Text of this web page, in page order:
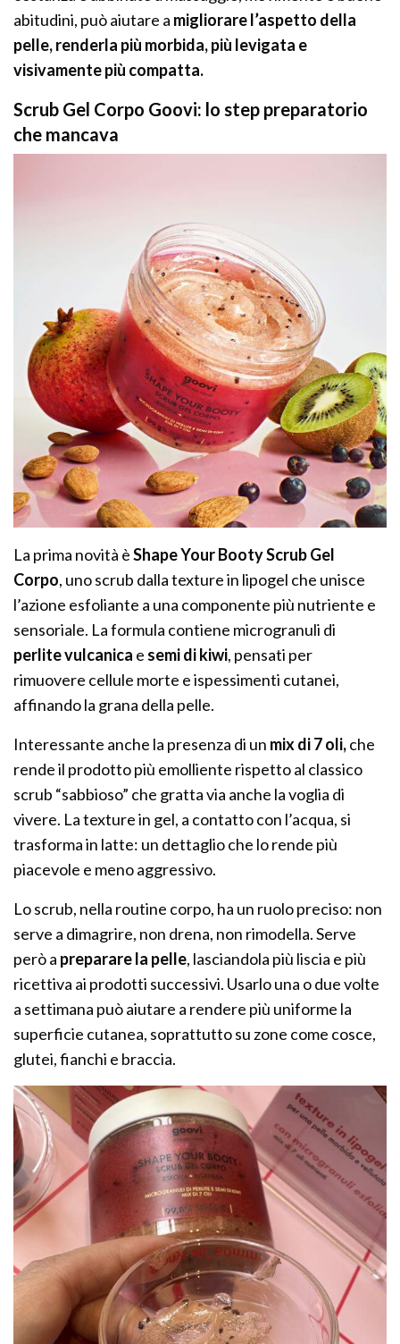
abitudini, può aiutare a migliorare l’aspetto della
pelle, renderla più morbida, più levigata e
visivamente più compatta.
Scrub Gel Corpo Goovi: lo step preparatorio
che mancava
La prima novità èShape Your Booty Scrub Gel
Corpo, uno scrub dalla texture in lipogel che unisce
l’azione esfoliante a una componente più nutriente e
sensoriale. La formula contiene microgranuli di
perlite vulcanica e semi di kiwi, pensati per
rimuovere cellule morte e ispessimenti cutanei,
affinando la grana della pelle.
Interessante anche la presenza di un mix di 7 oli,che
rende il prodotto più emolliente rispetto al classico
scrub “sabbioso” che gratta via anche la voglia di
vivere. La texture in gel, a contatto con l’acqua, si
trasforma in latte: un dettaglio che lo rende più
piacevole e meno aggressivo.
Lo scrub, nella routine corpo, ha un ruolo preciso: non
serve a dimagrire, non drena, non rimodella. Serve
però a preparare la pelle, lasciandola più liscia e più
ricettiva ai prodotti successivi. Usarlo una o due volte
a settimana può aiutare a rendere più uniforme la
superficie cutanea, soprattutto su zone come cosce,
glutei, fianchi e braccia.